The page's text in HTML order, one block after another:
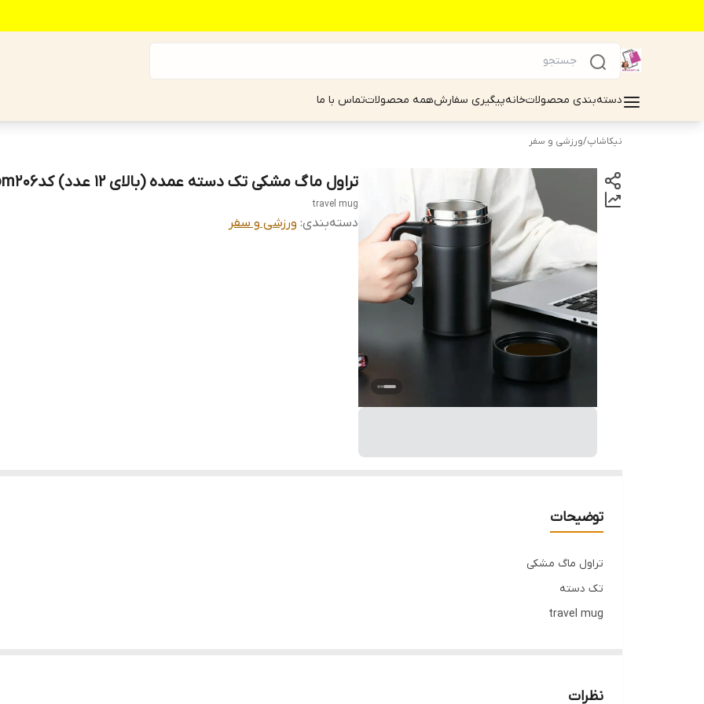
دسته‌بندی محصولاتخانهپیگیری سفارشهمه محصولاتتماس با ما
نیکاشاپ/ورزشی و سفر
تراول ماگ مشکی تک دسته عمده (بالای ۱۲ عدد) کدom206
travel mug
دسته‌بندی: ورزشی و سفر
توضیحات
تراول ماگ مشکی
تک دسته
travel mug
حجم: ۴۵۰ میل
نظرات